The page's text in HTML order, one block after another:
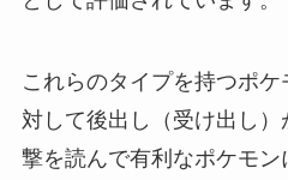
これらのタイプを持つポ
対して後出し（受け出し
撃を読んで有利なポケモ